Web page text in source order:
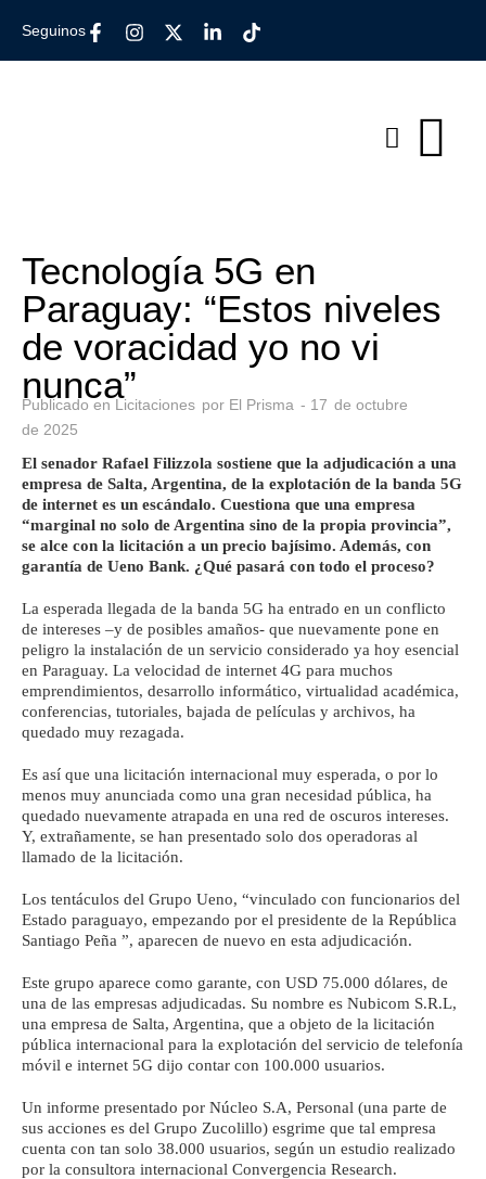
Seguinos
Tecnología 5G en
Paraguay: “Estos niveles
de voracidad yo no vi
nunca”
Publicado en Licitaciones por El Prisma - 17 de octubre
de 2025
El senador Rafael Filizzola sostiene que la adjudicación a una
empresa de Salta, Argentina, de la explotación de la banda 5G
de internet es un escándalo. Cuestiona que una empresa
“marginal no solo de Argentina sino de la propia provincia”,
se alce con la licitación a un precio bajísimo. Además, con
garantía de Ueno Bank. ¿Qué pasará con todo el proceso?
La esperada llegada de la banda 5G ha entrado en un conflicto
de intereses –y de posibles amaños- que nuevamente pone en
peligro la instalación de un servicio considerado ya hoy esencial
en Paraguay. La velocidad de internet 4G para muchos
emprendimientos, desarrollo informático, virtualidad académica,
conferencias, tutoriales, bajada de películas y archivos, ha
quedado muy rezagada.
Es así que una licitación internacional muy esperada, o por lo
menos muy anunciada como una gran necesidad pública, ha
quedado nuevamente atrapada en una red de oscuros intereses.
Y, extrañamente, se han presentado solo dos operadoras al
llamado de la licitación.
Los tentáculos del Grupo Ueno, “vinculado con funcionarios del
Estado paraguayo, empezando por el presidente de la República
Santiago Peña ”, aparecen de nuevo en esta adjudicación.
Este grupo aparece como garante, con USD 75.000 dólares, de
una de las empresas adjudicadas. Su nombre es Nubicom S.R.L,
una empresa de Salta, Argentina, que a objeto de la licitación
pública internacional para la explotación del servicio de telefonía
móvil e internet 5G dijo contar con 100.000 usuarios.
Un informe presentado por Núcleo S.A, Personal (una parte de
sus acciones es del Grupo Zucolillo) esgrime que tal empresa
cuenta con tan solo 38.000 usuarios, según un estudio realizado
por la consultora internacional Convergencia Research.